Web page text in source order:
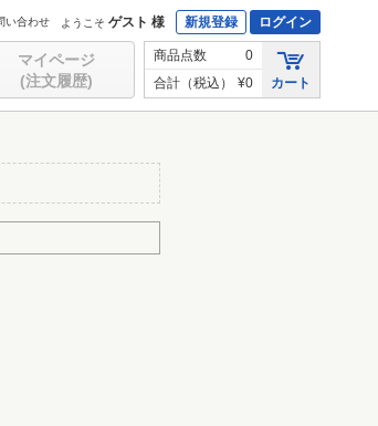
い合わせ ようこそ ゲスト 様 新規登録 ログイン
マイページ
(注文履歴)
商品点数
0
合計（税込）
¥0 カート